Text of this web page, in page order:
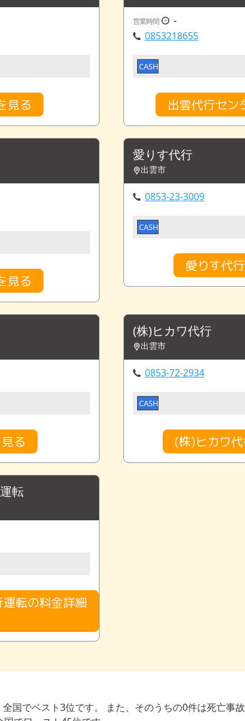
見る
営業時間
-
0853218655
CASH
出雲代行セン
見る
愛りす代行
出雲市
0853-23-3009
CASH
愛りす代
る
(株)ヒカワ代行
出雲市
0853-72-2934
CASH
(株)ヒカワ
転
転の料金詳細
国でベスト3位です。 また、そのうちの0件は死亡事